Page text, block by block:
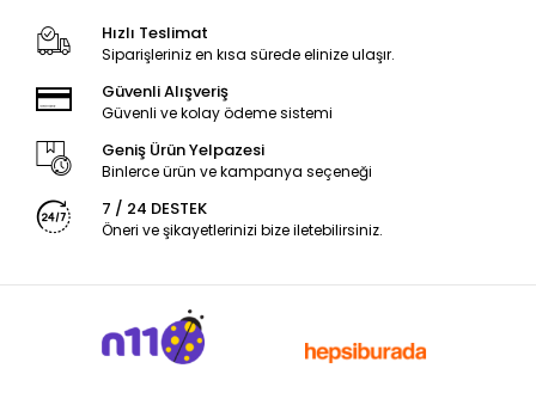
Hızlı Teslimat
Siparişleriniz en kısa sürede elinize ulaşır.
Güvenli Alışveriş
Güvenli ve kolay ödeme sistemi
Geniş Ürün Yelpazesi
Binlerce ürün ve kampanya seçeneği
7 / 24 DESTEK
Öneri ve şikayetlerinizi bize iletebilirsiniz.